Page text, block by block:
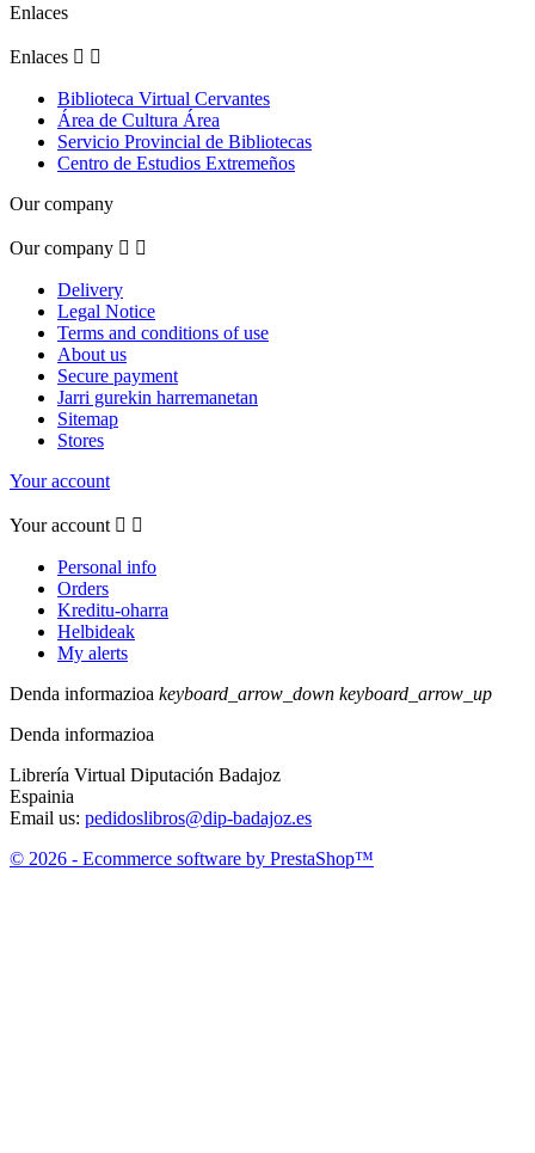
Enlaces
Enlaces  
Biblioteca Virtual Cervantes
Área de Cultura Área
Servicio Provincial de Bibliotecas
Centro de Estudios Extremeños
Our company
Our company  
Delivery
Legal Notice
Terms and conditions of use
About us
Secure payment
Jarri gurekin harremanetan
Sitemap
Stores
Your account
Your account  
Personal info
Orders
Kreditu-oharra
Helbideak
My alerts
Denda informazioa keyboard_arrow_down keyboard_arrow_up
Denda informazioa
Librería Virtual Diputación Badajoz
Espainia
Email us: pedidoslibros@dip-badajoz.es
© 2026 - Ecommerce software by PrestaShop™